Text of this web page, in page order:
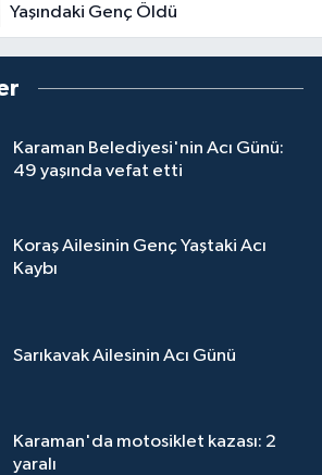
Yaşındaki Genç Öldü
Karaman Belediyesi'nin Acı Günü:
49 yaşında vefat etti
Koraş Ailesinin Genç Yaştaki Acı
Kaybı
Sarıkavak Ailesinin Acı Günü
Karaman'da motosiklet kazası: 2
yaralı